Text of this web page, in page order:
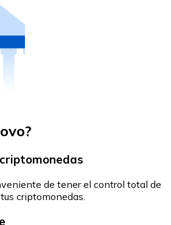
de tener el control total de
criptomonedas.